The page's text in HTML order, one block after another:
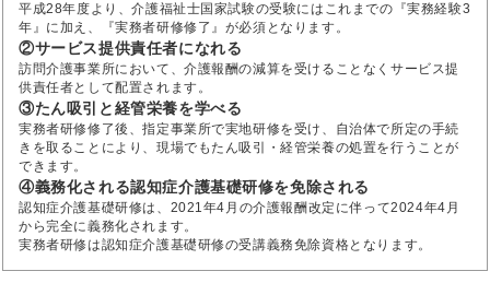
平成28年度より、介護福祉士国家試験の受験にはこれまでの『実務経験3
年』に加え、『実務者研修修了』が必須となります。
②サービス提供責任者になれる
訪問介護事業所において、介護報酬の減算を受けることなくサービス提
供責任者として配置されます。
③たん吸引と経管栄養を学べる
実務者研修修了後、指定事業所で実地研修を受け、自治体で所定の手続
きを取ることにより、現場でもたん吸引・経管栄養の処置を行うことが
できます。
④義務化される認知症介護基礎研修を免除される
認知症介護基礎研修は、2021年4月の介護報酬改定に伴って2024年4月
から完全に義務化されます。
実務者研修は認知症介護基礎研修の受講義務免除資格となります。